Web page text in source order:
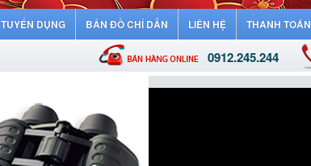
TUYỂN DỤNG BẢN ĐỒ CHỈ DẪN LIÊN HỆ THANH TOÁN
0912.245.244